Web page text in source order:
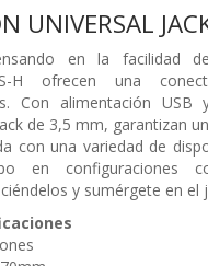
UNIVERSAL
en la facilidad
H ofrecen una
Con alimentación USB
de 3,5 mm, garantizan
con una variedad de
en configuraciones
y sumérgete en el